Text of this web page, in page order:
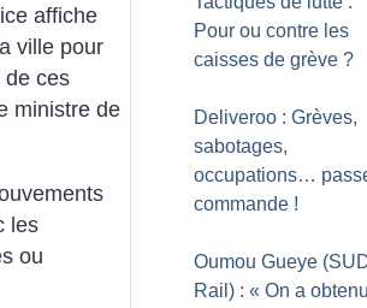
affiche
ville pour
de ces
ministre de
les
ou
Pour ou contre les
caisses de grève ?
Deliveroo : Grèves,
sabotages,
occupations…
commande !
Oumou Gueye
Rail) : « On a